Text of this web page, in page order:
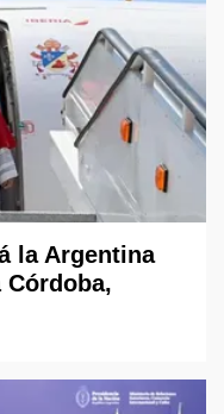
la Argentina